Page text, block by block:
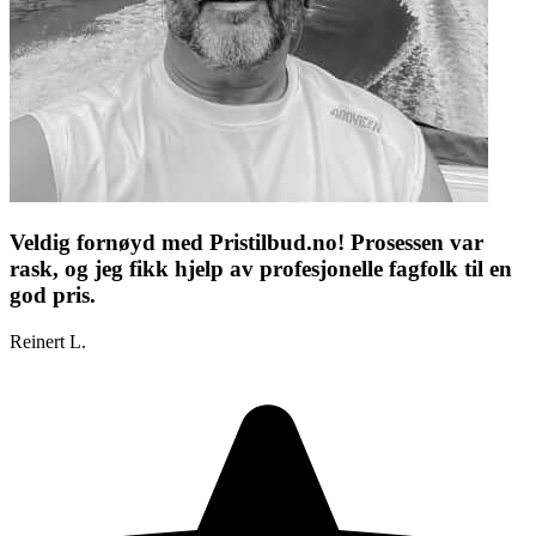
Veldig fornøyd med Pristilbud.no! Prosessen var
rask, og jeg fikk hjelp av profesjonelle fagfolk til en
god pris.
Reinert L.